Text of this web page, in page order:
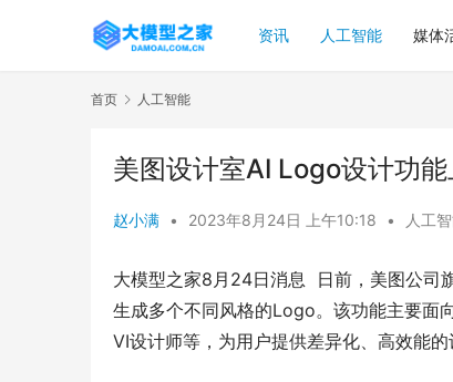
资讯 人工智能 媒体
首页 人工智能
美图设计室AI Logo设计功能
赵小满 • 2023年8月24日 上午10:18 • 人工
大模型之家8月24日消息  日前，美图公司
生成多个不同风格的Logo。该功能主要面
VI设计师等，为用户提供差异化、高效能